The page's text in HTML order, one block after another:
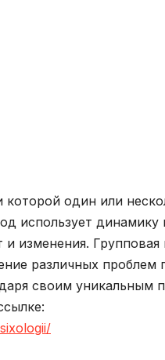
один или
использует динамику
изменения. Групповая
различных проблем
своим уникальным